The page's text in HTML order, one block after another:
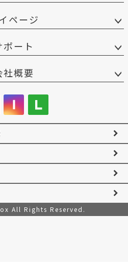
ページ
ポート
社概要
All Rights Reserved.